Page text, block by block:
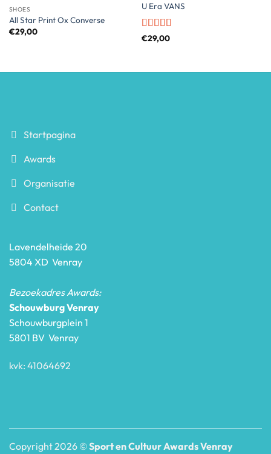
SHOES
All Star Print Ox Converse
€29,00
U Era VANS
Rated
€29,00
Startpagina
Awards
Organisatie
Contact
Lavendelheide 20
5804 XD Venray
Bezoekadres Awards:
Schouwburg Venray
Schouwburgplein 1
5801 BV Venray
kvk: 41064692
Copyright 2026 ©Sport en Cultuur Awards Venray